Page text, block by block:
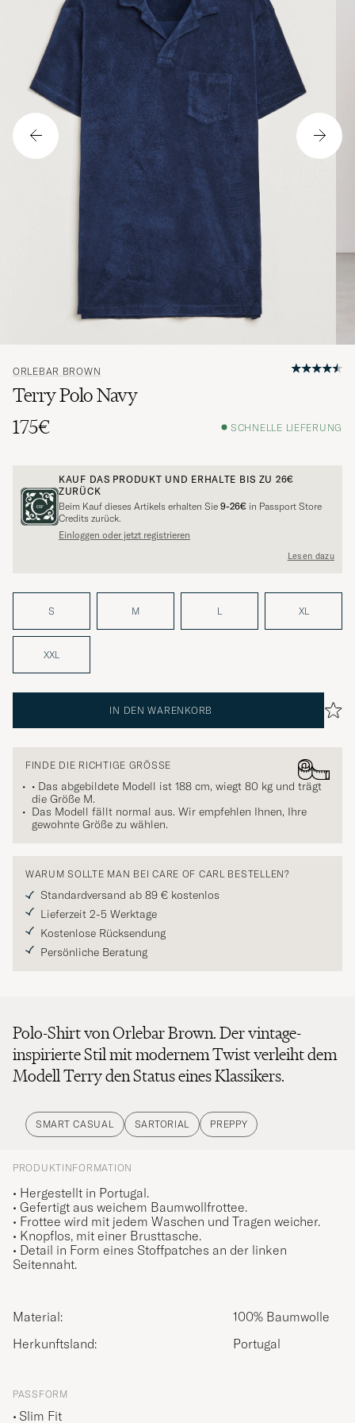
ORLEBAR BROWN
Terry Polo Navy
175€
SCHNELLE LIEFERUNG
KAUF DAS PRODUKT UND ERHALTE BIS ZU 26€
ZURÜCK
Beim Kauf dieses Artikels erhalten Sie 9-26€ in Passport Store
Credits zurück.
Einloggen oder jetzt registrieren
Lesen dazu
S M L XL
XXL
IN DEN WARENKORB
FINDE DIE RICHTIGE GRÖSSE
• Das abgebildete Modell ist 188 cm, wiegt 80 kg und trägt
die Größe M.
Das Modell fällt normal aus. Wir empfehlen Ihnen, Ihre
gewohnte Größe zu wählen.
WARUM SOLLTE MAN BEI CARE OF CARL BESTELLEN?
Standardversand ab 89 € kostenlos
Lieferzeit 2-5 Werktage
Kostenlose Rücksendung
Persönliche Beratung
Polo-Shirt von Orlebar Brown. Der vintage-
inspirierte Stil mit modernem Twist verleiht dem
Modell Terry den Status eines Klassikers.
SMART CASUAL SARTORIAL PREPPY
PRODUKTINFORMATION
• Hergestellt in Portugal.
• Gefertigt aus weichem Baumwollfrottee.
• Frottee wird mit jedem Waschen und Tragen weicher.
• Knopflos, mit einer Brusttasche.
• Detail in Form eines Stoffpatches an der linken
Seitennaht.
Material:
100% Baumwolle
Herkunftsland:
Portugal
PASSFORM
Slim Fit